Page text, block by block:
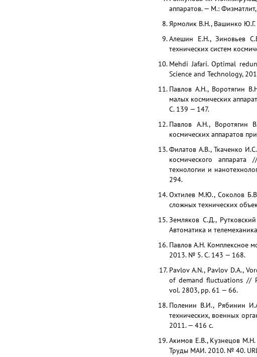
аппаратов. — М.:
Ярмолик В.Н., Вашинко
Алешин Е.Н., Зиновьев
технических систем
Mehdi Jafari. Optimal
Science and Technology,
Павлов А.Н., Воротягин
малых космических
C. 139 — 147.
Павлов А.Н., Воротягин
космических аппаратов
Филатов А.В., Ткаченко
космического
технологии и
294.
Охтилев М.Ю., Соколов
сложных технических
Земляков С.Д.,
Автоматика и
Павлов А.Н. Комплексное
2013. № 5. С. 143 — 168.
Pavlov A.N., Pavlov D.A.,
of demand fluctuations //
vol. 2803, pp. 61 — 66.
Поленин В.И., Рябинин
технических, военных
2011. — 416 с.
Акимов Е.В., Кузнецов М.Н.
Труды МАИ. 2010. № 40.